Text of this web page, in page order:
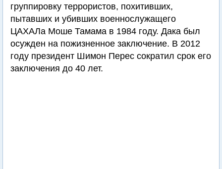
группировку террористов, похитивших,
пытавших и убивших военнослужащего
ЦАХАЛа Моше Тамама в 1984 году. Дака был
осужден на пожизненное заключение. В 2012
году президент Шимон Перес сократил срок его
заключения до 40 лет.